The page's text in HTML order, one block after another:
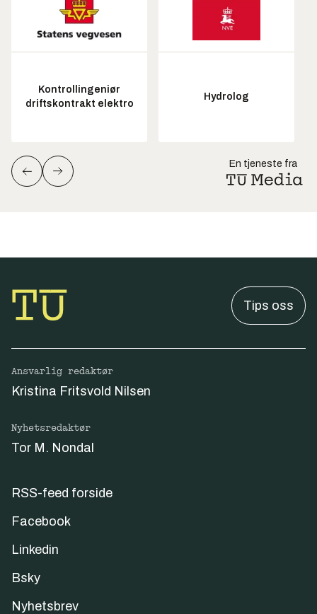
Kontrollingeniør
driftskontrakt elektro
Hydrolog
En tjeneste fra
Tips oss
Ansvarlig redaktør
Kristina Fritsvold Nilsen
Nyhetsredaktør
Tor M. Nondal
RSS-feed forside
Facebook
Linkedin
Bsky
Nyhetsbrev